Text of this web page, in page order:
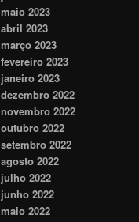
maio 2023
abril 2023
março 2023
fevereiro 2023
janeiro 2023
dezembro 2022
novembro 2022
outubro 2022
setembro 2022
agosto 2022
julho 2022
junho 2022
maio 2022